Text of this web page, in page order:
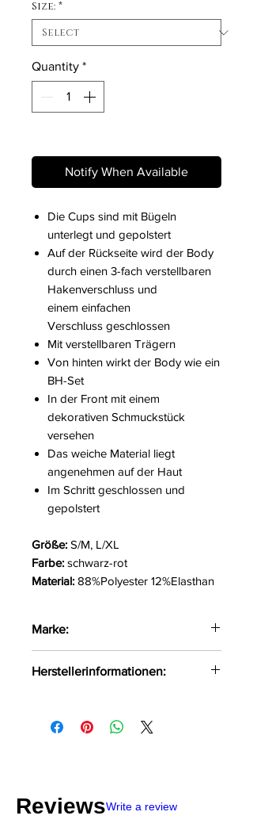
Size: *
Quantity *
Notify When Available
Die Cups sind mit Bügeln
unterlegt und gepolstert
Auf der Rückseite wird der Body
durch einen 3-fach verstellbaren
Hakenverschluss und
einem einfachen
Verschluss geschlossen
Mit verstellbaren Trägern
Von hinten wirkt der Body wie ein
BH-Set
In der Front mit einem
dekorativen Schmuckstück
versehen
Das weiche Material liegt
angenehmen auf der Haut
Im Schritt geschlossen und
gepolstert
Größe: S/M, L/XL
Farbe: schwarz-rot
Material: 88%Polyester 12%Elasthan
Marke:
Herstellerinformationen:
7 Wręczyca Wielka, Polen, 42-130
ReviewsWrite a review